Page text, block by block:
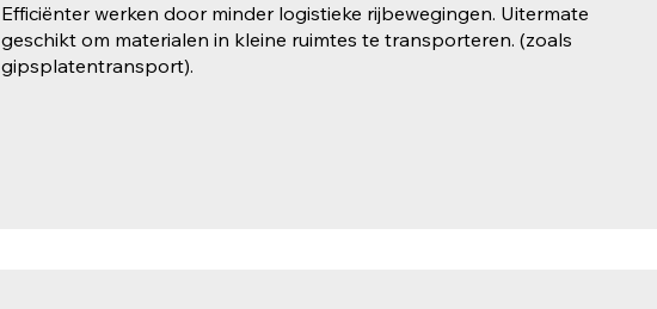
Efficiënter werken door minder logistieke rijbewegingen. Uitermate
geschikt om materialen in kleine ruimtes te transporteren. (zoals
gipsplatentransport).